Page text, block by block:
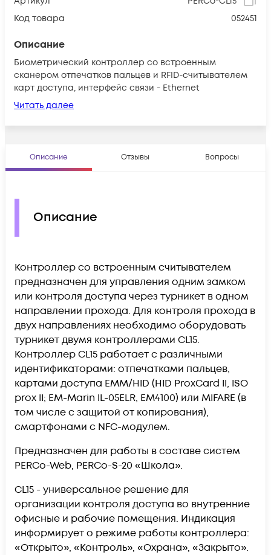
Код товара
052451
Описание
Биометрический контроллер со встроенным
сканером отпечатков пальцев и RFID-считывателем
карт доступа, интерфейс связи - Ethernet
Читать далее
Описание Отзывы Вопросы
Описание
Контроллер со встроенным считывателем
предназначен для управления одним замком
или контроля доступа через турникет в одном
направлении прохода. Для контроля прохода в
двух направлениях необходимо оборудовать
турникет двумя контроллерами CL15.
Контроллер CL15 работает с различными
идентификаторами: отпечатками пальцев,
картами доступа EMM/HID (HID ProxCard II, ISO
prox II; EM-Marin IL-05ELR, ЕМ4100) или MIFARE (в
том числе с защитой от копирования),
смартфонами с NFC-модулем.
Предназначен для работы в составе систем
PERCo-Web, PERCo-S-20 «Школа».
CL15 - универсальное решение для
организации контроля доступа во внутренние
офисные и рабочие помещения. Индикация
информирует о режиме работы контроллера:
«Открыто», «Контроль», «Охрана», «Закрыто».